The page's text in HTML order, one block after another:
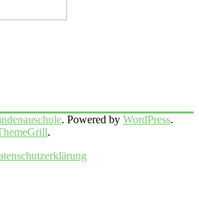
. Powered by WordPress.
.